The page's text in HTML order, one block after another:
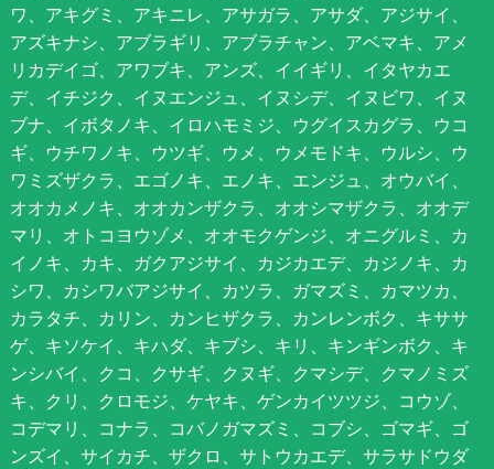
ワ、アキグミ、アキニレ、アサガラ、アサダ、アジサイ、
アズキナシ、アブラギリ、アブラチャン、アベマキ、アメ
リカデイゴ、アワブキ、アンズ、イイギリ、イタヤカエ
デ、イチジク、イヌエンジュ、イヌシデ、イヌビワ、イヌ
ブナ、イボタノキ、イロハモミジ、ウグイスカグラ、ウコ
ギ、ウチワノキ、ウツギ、ウメ、ウメモドキ、ウルシ、ウ
ワミズザクラ、エゴノキ、エノキ、エンジュ、オウバイ、
オオカメノキ、オオカンザクラ、オオシマザクラ、オオデ
マリ、オトコヨウゾメ、オオモクゲンジ、オニグルミ、カ
イノキ、カキ、ガクアジサイ、カジカエデ、カジノキ、カ
シワ、カシワバアジサイ、カツラ、ガマズミ、カマツカ、
カラタチ、カリン、カンヒザクラ、カンレンボク、キササ
ゲ、キソケイ、キハダ、キブシ、キリ、キンギンボク、キ
ンシバイ、クコ、クサギ、クヌギ、クマシデ、クマノミズ
キ、クリ、クロモジ、ケヤキ、ゲンカイツツジ、コウゾ、
コデマリ、コナラ、コバノガマズミ、コブシ、ゴマギ、ゴ
ンズイ、サイカチ、ザクロ、サトウカエデ、サラサドウダ